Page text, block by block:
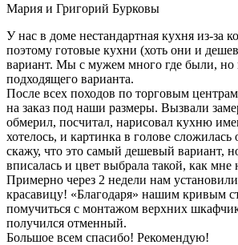
Мария и Григорий Бурковы
У нас в доме нестандартная кухня из-за
поэтому готовые кухни (хоть они и
вариант. Мы с мужем много где были, но
подходящего варианта.
После всех походов по торговым
на заказ под наши размеры. Вызвали
обмерил, посчитал, нарисовал кухню
хотелось, и картинка в голове сложилась
скажу, что это самый дешевый вариант,
вписалась и цвет выбрала такой, как мне
Примерно через 2 недели нам
красавицу! «Благодаря» нашим кривым
помучиться с монтажом верхних
получился отменный.
Большое всем спасибо! Рекомендую!